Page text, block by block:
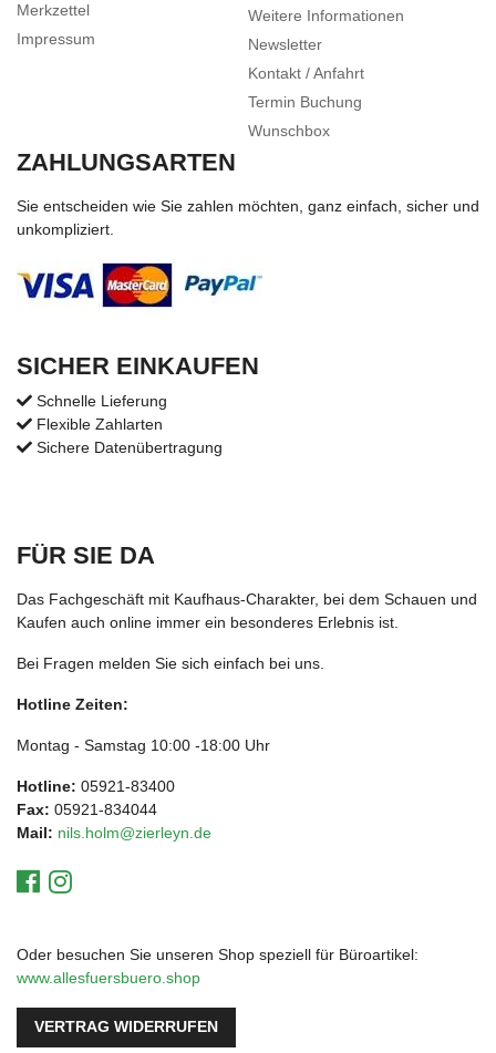
Merkzettel
Impressum
Weitere Informationen
Newsletter
Kontakt / Anfahrt
Termin Buchung
Wunschbox
ZAHLUNGSARTEN
Sie entscheiden wie Sie zahlen möchten, ganz einfach, sicher und
unkompliziert.
SICHER EINKAUFEN
Schnelle Lieferung
Flexible Zahlarten
Sichere Datenübertragung
FÜR SIE DA
Das Fachgeschäft mit Kaufhaus-Charakter, bei dem Schauen und
Kaufen auch online immer ein besonderes Erlebnis ist.
Bei Fragen melden Sie sich einfach bei uns.
Hotline Zeiten:
Montag - Samstag 10:00 -18:00 Uhr
Hotline: 05921-83400
Fax: 05921-834044
Mail: nils.holm@zierleyn.de
Oder besuchen Sie unseren Shop speziell für Büroartikel:
www.allesfuersbuero.shop
VERTRAG WIDERRUFEN